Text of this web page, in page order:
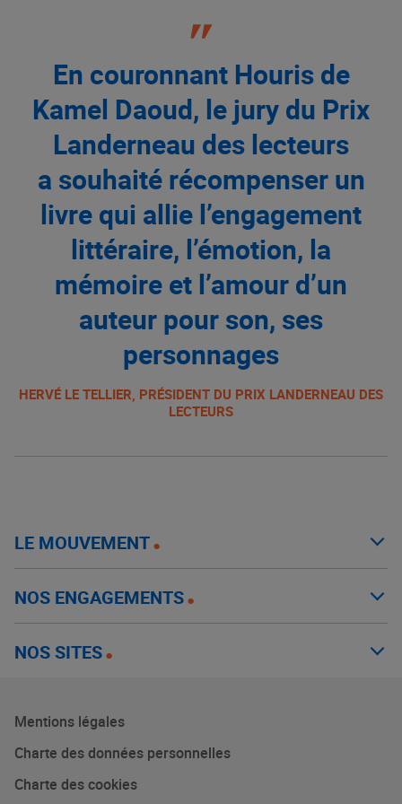
En couronnant Houris de
Kamel Daoud, le jury du Prix
Landerneau des lecteurs
a souhaité récompenser un
livre qui allie l’engagement
littéraire, l’émotion, la
mémoire et l’amour d’un
auteur pour son, ses
personnages
HERVÉ LE TELLIER, PRÉSIDENT DU PRIX LANDERNEAU DES
LECTEURS
LE MOUVEMENT
NOS ENGAGEMENTS
NOS SITES
Mentions légales
Charte des données personnelles
Charte des cookies